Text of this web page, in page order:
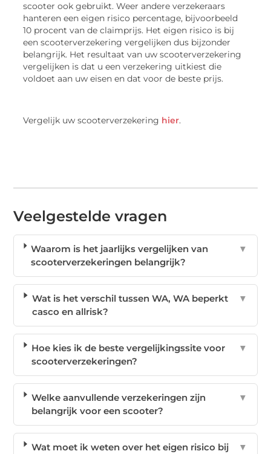
scooter ook gebruikt. Weer andere verzekeraars
hanteren een eigen risico percentage, bijvoorbeeld
10 procent van de claimprijs. Het eigen risico is bij
een scooterverzekering vergelijken dus bijzonder
belangrijk. Het resultaat van uw scooterverzekering
vergelijken is dat u een verzekering uitkiest die
voldoet aan uw eisen en dat voor de beste prijs.
Vergelijk uw scooterverzekering hier.
Veelgestelde vragen
Waarom is het jaarlijks vergelijken van
scooterverzekeringen belangrijk?
▼
Wat is het verschil tussen WA, WA beperkt
casco en allrisk?
▼
Hoe kies ik de beste vergelijkingssite voor
scooterverzekeringen?
▼
Welke aanvullende verzekeringen zijn
belangrijk voor een scooter?
▼
Wat moet ik weten over het eigen risico bij
▼